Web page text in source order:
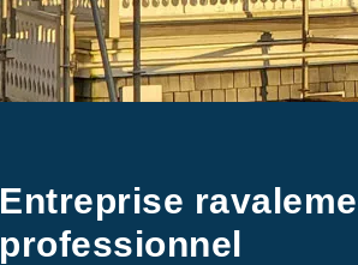
Entreprise
professionnel